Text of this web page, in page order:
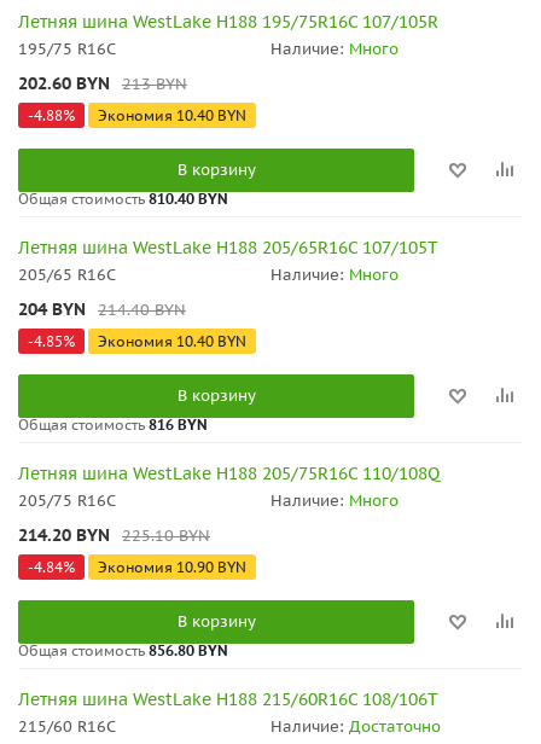
Летняя шина WestLake H188 195/75R16C 107/105R
195/75 R16C Наличие: Много
202.60 BYN 213BYN
-4.88% Экономия 10.40 BYN
В корзину
Общая стоимость 810.40 BYN
Летняя шина WestLake H188 205/65R16C 107/105T
205/65 R16C Наличие: Много
204BYN 214.40BYN
-4.85% Экономия 10.40 BYN
В корзину
Общая стоимость 816 BYN
Летняя шина WestLake H188 205/75R16C 110/108Q
205/75 R16C Наличие: Много
214.20 BYN 225.10BYN
-4.84% Экономия 10.90 BYN
В корзину
Общая стоимость 856.80 BYN
Летняя шина WestLake H188 215/60R16C 108/106T
215/60 R16C Наличие: Достаточно